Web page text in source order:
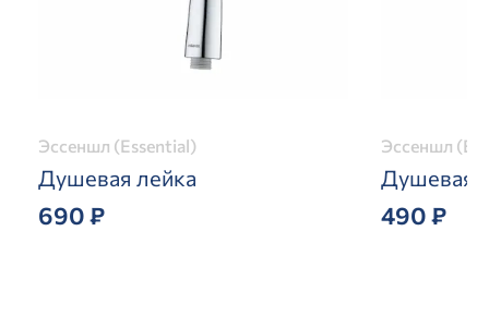
Эссеншл (Essential)
Душевая лейка
690 ₽
Эссеншл
Душевая
490 ₽